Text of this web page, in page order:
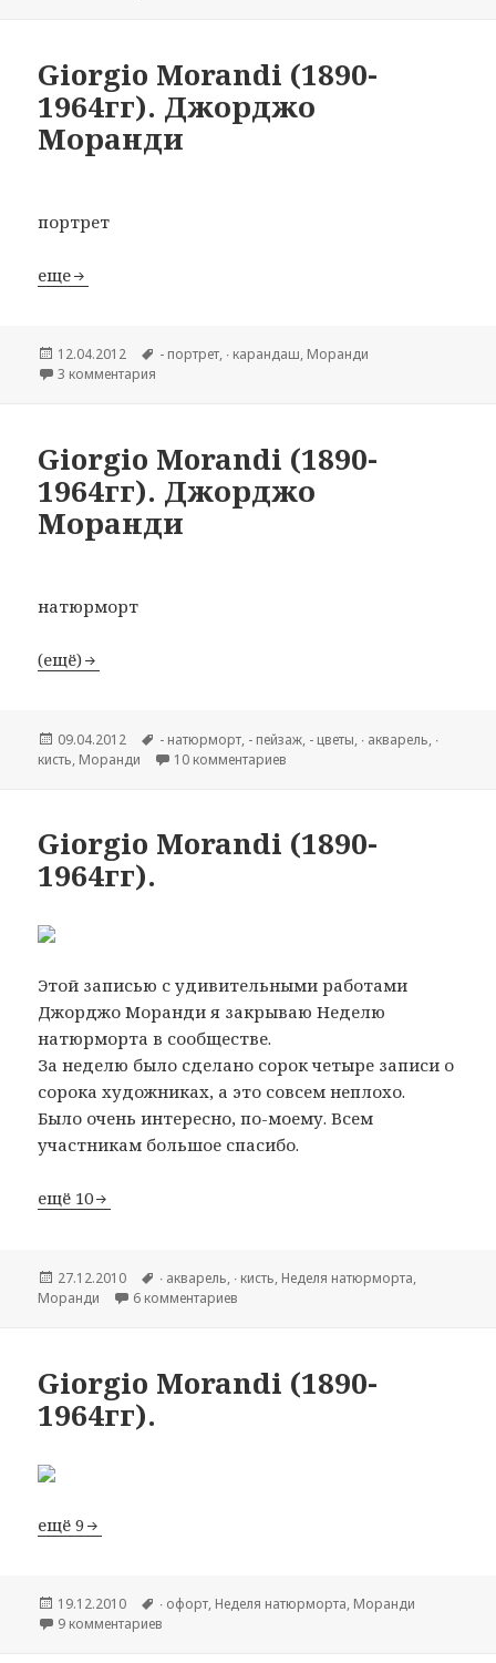
Giorgio Morandi (1890-
1964гг). Джорджо
Моранди
портрет
еще
Опубликовано
12.04.2012 Метки
- портрет, ∙ карандаш, Моранди
3 комментария
Giorgio Morandi (1890-
1964гг). Джорджо
Моранди
натюрморт
(ещё)
Опубликовано
09.04.2012 Метки
- натюрморт, - пейзаж, - цветы, ∙ акварель, ∙
кисть, Моранди 10 комментариев
Giorgio Morandi (1890-
1964гг).
Этой записью с удивительными работами
Джорджо Моранди я закрываю Неделю
натюрморта в сообществе.
За неделю было сделано сорок четыре записи о
сорока художниках, а это совсем неплохо.
Было очень интересно, по-моему. Всем
участникам большое спасибо.
ещё 10
Опубликовано
27.12.2010 Метки
∙ акварель, ∙ кисть, Hеделя натюрморта,
Моранди
6 комментариев
Giorgio Morandi (1890-
1964гг).
ещё 9
Опубликовано
19.12.2010 Метки
∙ офорт, Hеделя натюрморта, Моранди
9 комментариев